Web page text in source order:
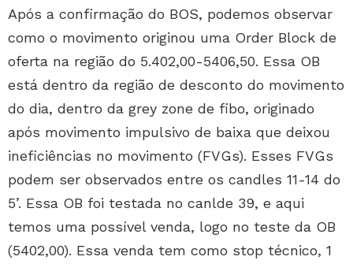
Após a confirmação do BOS, podemos observar
como o movimento originou uma Order Block de
oferta na região do 5.402,00-5406,50. Essa OB
está dentro da região de desconto do movimento
do dia, dentro da grey zone de fibo, originado
após movimento impulsivo de baixa que deixou
ineficiências no movimento (FVGs). Esses FVGs
podem ser observados entre os candles 11-14 do
5’. Essa OB foi testada no canlde 39, e aqui
temos uma possível venda, logo no teste da OB
(5402,00). Essa venda tem como stop técnico, 1